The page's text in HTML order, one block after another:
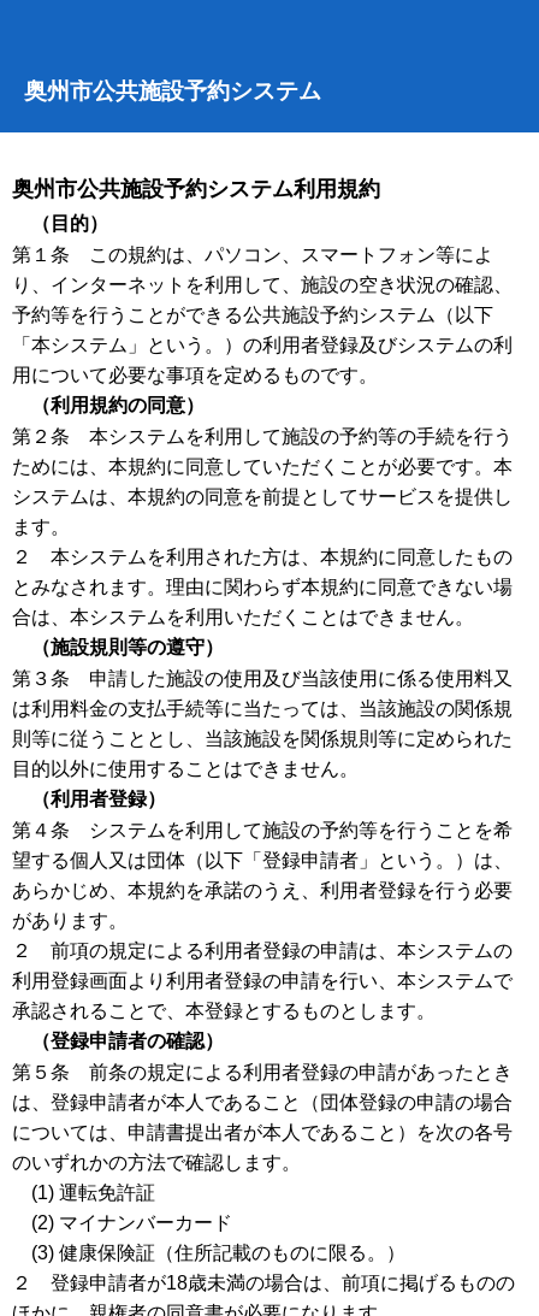
奥州市公共施設予約システム
奥州市公共施設予約システム利用規約
（目的）
第１条 この規約は、パソコン、スマートフォン等によ
り、インターネットを利用して、施設の空き状況の確認、
予約等を行うことができる公共施設予約システム（以下
「本システム」という。）の利用者登録及びシステムの利
用について必要な事項を定めるものです。
（利用規約の同意）
第２条 本システムを利用して施設の予約等の手続を行う
ためには、本規約に同意していただくことが必要です。本
システムは、本規約の同意を前提としてサービスを提供し
ます。
２ 本システムを利用された方は、本規約に同意したもの
とみなされます。理由に関わらず本規約に同意できない場
合は、本システムを利用いただくことはできません。
（施設規則等の遵守）
第３条 申請した施設の使用及び当該使用に係る使用料又
は利用料金の支払手続等に当たっては、当該施設の関係規
則等に従うこととし、当該施設を関係規則等に定められた
目的以外に使用することはできません。
（利用者登録）
第４条 システムを利用して施設の予約等を行うことを希
望する個人又は団体（以下「登録申請者」という。）は、
あらかじめ、本規約を承諾のうえ、利用者登録を行う必要
があります。
２ 前項の規定による利用者登録の申請は、本システムの
利用登録画面より利用者登録の申請を行い、本システムで
承認されることで、本登録とするものとします。
（登録申請者の確認）
第５条 前条の規定による利用者登録の申請があったとき
は、登録申請者が本人であること（団体登録の申請の場合
については、申請書提出者が本人であること）を次の各号
のいずれかの方法で確認します。
(1) 運転免許証
(2) マイナンバーカード
(3) 健康保険証（住所記載のものに限る。）
２ 登録申請者が18歳未満の場合は、前項に掲げるものの